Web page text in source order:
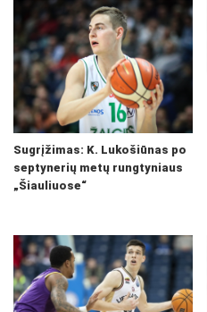
Sugrįžimas: K. Lukošiūnas po
septynerių metų rungtyniaus
„Šiauliuose“